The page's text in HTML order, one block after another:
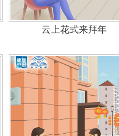
云上花式来拜年